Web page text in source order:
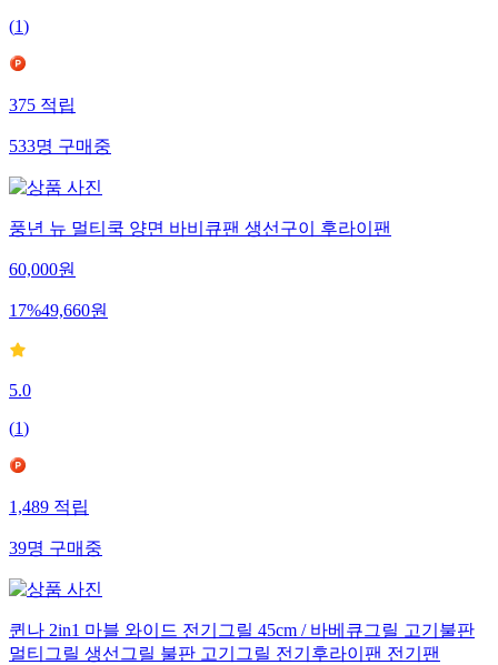
(1)
375 적립
533명 구매중
풍년 뉴 멀티쿡 양면 바비큐팬 생선구이 후라이팬
60,000원
17%49,660원
5.0
(1)
1,489 적립
39명 구매중
퀸나 2in1 마블 와이드 전기그릴 45cm / 바베큐그릴 고기불판
멀티그릴 생선그릴 불판 고기그릴 전기후라이팬 전기팬